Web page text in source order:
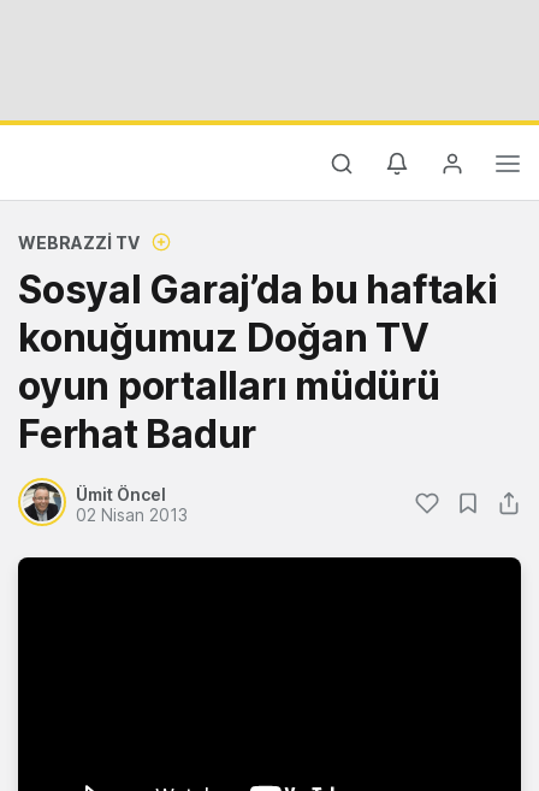
WEBRAZZI TV
Sosyal Garaj’da bu haftaki
konuğumuz Doğan TV
oyun portalları müdürü
Ferhat Badur
Ümit Öncel
02 Nisan 2013